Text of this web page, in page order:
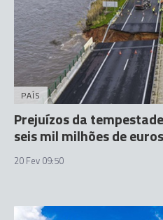
PAÍS
Prejuízos da
seis mil milhões de euros
20 Fev 09:50